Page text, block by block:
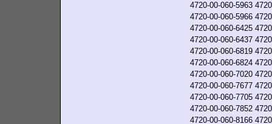
4720-00-060-5963
4720-00-060-5966
4720-00-060-6425
4720-00-060-6437
4720-00-060-6819
4720-00-060-6824
4720-00-060-7020
4720-00-060-7677
4720-00-060-7705
4720-00-060-7852
4720-00-060-8166